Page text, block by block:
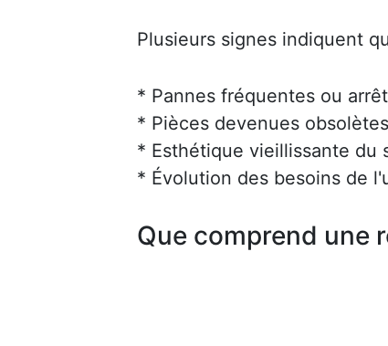
Plusieurs signes indiquent
* Pannes fréquentes ou
* Pièces devenues
* Esthétique vieillissante du
* Évolution des besoins de
Que comprend une